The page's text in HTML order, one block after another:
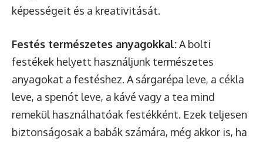
képességeit és a kreativitását.
Festés természetes anyagokkal:A bolti
festékek helyett használjunk természetes
anyagokat a festéshez. A sárgarépa leve, a cékla
leve, a spenót leve, a kávé vagy a tea mind
remekül használhatóak festékként. Ezek teljesen
biztonságosak a babák számára, még akkor is, ha